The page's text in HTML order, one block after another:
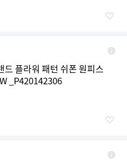
드 플라워 패턴 쉬폰 원피스
_P420142306